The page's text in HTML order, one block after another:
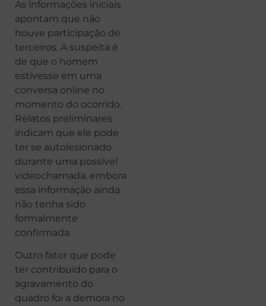
As informações iniciais
apontam que não
houve participação de
terceiros. A suspeita é
de que o homem
estivesse em uma
conversa online no
momento do ocorrido.
Relatos preliminares
indicam que ele pode
ter se autolesionado
durante uma possível
videochamada, embora
essa informação ainda
não tenha sido
formalmente
confirmada.
Outro fator que pode
ter contribuído para o
agravamento do
quadro foi a demora no